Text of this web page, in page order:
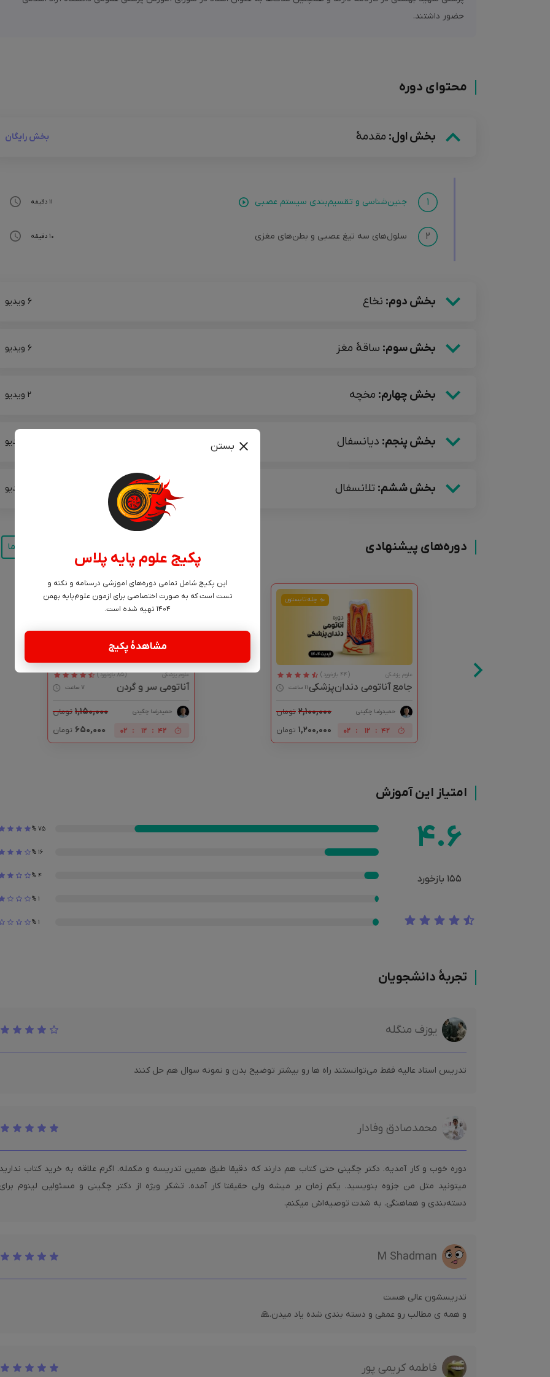
تو قسمت پایین همین صفحه میتونید تمامی بخش هایی که در این دوره آموزش داده میشن رو ببینید.
حضور داشتند.
محتوای دوره
بخش اول: مقدمۀ بخش رایگان
۱ جنین‌شناسی و تقسیم‌بندی سیستم عصبی 11 دقیقه
۲ سلول‌های سه‌ تیغ عصبی و بطن‌‌های مغزی 10 دقیقه
بخش دوم: نخاع 6 ویدیو
بخش سوم: ساقۀ مغز 6 ویدیو
بخش چهارم: مخچه 2 ویدیو
بخش پنجم: دیانسفال
بخش ششم: تلانسفال
دوره‌های پیشنهادی اختصاصی برای شما
چله تابستون
علوم پزشکی (44 بازخورد)
جامع آناتومی دندان‌پزشکی11 ساعت
حمید‌رضا چگینی ۲,۱۰۰,۰۰۰ تومان
41
:
12
:
02 ۱,۲۰۰,۰۰۰ تومان
چله تابستون
علوم پزشکی (85 بازخورد)
آناتومی سر و گردن 7 ساعت
حمید‌رضا چگینی ۱,۱۵۰,۰۰۰ تومان
41
:
12
:
02 ۶۵۰,۰۰۰ تومان
امتیاز این آموزش
4.6
155 بازخورد
75
%
16
%
4
%
1
%
1
%
تجربۀ دانشجویان
یوزف منگله
تدریس استاد عالیه فقط می‌توانستند راه ها رو بیشتر توضیح بدن و نمونه سوال هم حل کنند
محمدصادق وفادار
دوره خوب و کار آمدیه. دکتر چگینی حتی کتاب هم دارند که دقیقا طبق همین تدریسه و مکمله. اگرم علاقه به خرید کتاب
میتونید مثل من جزوه بنویسید. یکم زمان بر میشه ولی حقیقتا کار آمده. تشکر ویژه از دکتر چگینی و مسئولین لینوم
دسته‌بندی و هماهنگی. به شدت توصیه‌اش میکنم.
M Shadman
و همه ی مطالب رو عمقی و دسته بندی شده یاد میدن.🙏
فاطمه کریمی پور
بستن
پکیج علوم پایه پلاس
این پکیج شامل تمامی دوره‌های اموزشی درسنامه و نکته و
تست است که به صورت اختصاصی برای ازمون علوم‌پایه بهمن
۱۴۰۴ تهیه شده است.
مشاهدۀ پکیج